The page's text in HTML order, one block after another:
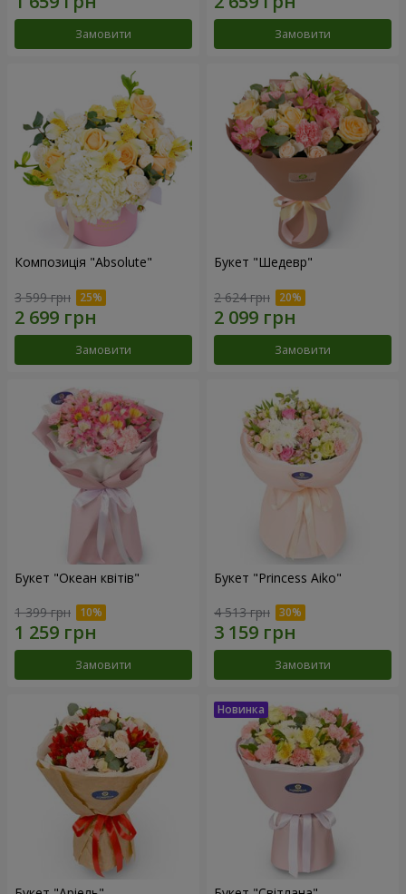
Замовити Замовити
Композиція "Absolute"
3 599 грн
Замовити
Букет "Шедевр"
2 624 грн
Замовити
Букет "Океан квітів"
1 399 грн
Замовити
Букет "Princess Aiko"
4 513 грн
Замовити